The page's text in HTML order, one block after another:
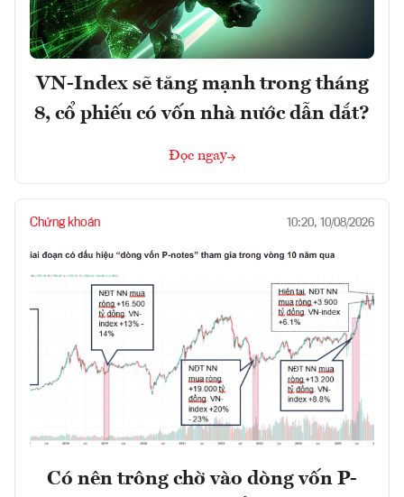
VN-Index sẽ tăng mạnh trong tháng
8, cổ phiếu có vốn nhà nước dẫn dắt?
Đọc ngay
Chứng khoán 10:20, 10/08/2026
Có nên trông chờ vào dòng vốn P-